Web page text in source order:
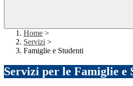
Home >
Servizi >
Famiglie e Studenti
Servizi per le Famiglie e